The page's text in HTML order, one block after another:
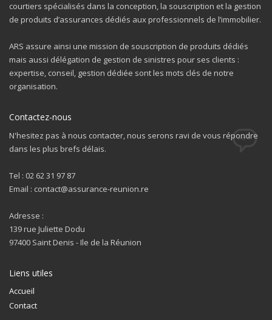
courtiers spécialisés dans la conception, la souscription et la gestion
de produits d’assurances dédiés aux professionnels de l’immobilier.
ARS assure ainsi une mission de souscription de produits dédiés
mais aussi délégation de gestion de sinistres pour ses clients :
expertise, conseil, gestion dédiée sont les mots clés de notre
organisation.
Contactez-nous
N'hesitez pas à nous contacter, nous serons ravi de vous répondre
dans les plus brefs délais.
Tel : 02 62 31 97 87
Email : contact@assurance-reunion.re
Adresse :
139 rue Juliette Dodu
97400 Saint Denis - Ile de la Réunion
Liens utiles
Accueil
Contact